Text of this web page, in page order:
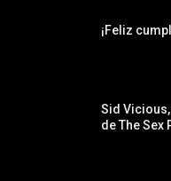
¡Feliz
Sid
de The Sex